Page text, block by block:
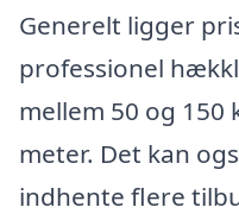
Generelt ligger
professionel
mellem 50 og
meter. Det kan
indhente flere